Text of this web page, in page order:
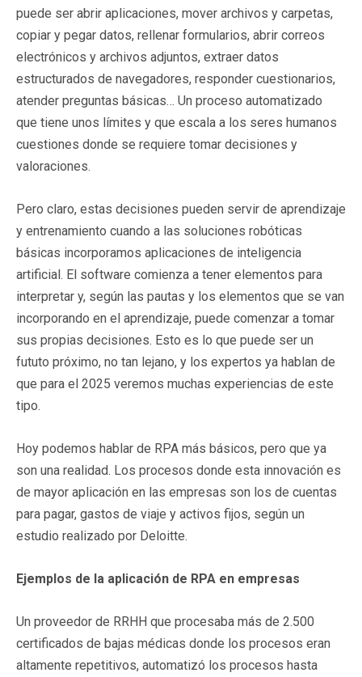
puede ser abrir aplicaciones, mover archivos y carpetas,
copiar y pegar datos, rellenar formularios, abrir correos
electrónicos y archivos adjuntos, extraer datos
estructurados de navegadores, responder cuestionarios,
atender preguntas básicas… Un proceso automatizado
que tiene unos límites y que escala a los seres humanos
cuestiones donde se requiere tomar decisiones y
valoraciones.
Pero claro, estas decisiones pueden servir de aprendizaje
y entrenamiento cuando a las soluciones robóticas
básicas incorporamos aplicaciones de inteligencia
artificial. El software comienza a tener elementos para
interpretar y, según las pautas y los elementos que se van
incorporando en el aprendizaje, puede comenzar a tomar
sus propias decisiones. Esto es lo que puede ser un
fututo próximo, no tan lejano, y los expertos ya hablan de
que para el 2025 veremos muchas experiencias de este
tipo.
Hoy podemos hablar de RPA más básicos, pero que ya
son una realidad. Los procesos donde esta innovación es
de mayor aplicación en las empresas son los de cuentas
para pagar, gastos de viaje y activos fijos, según un
estudio realizado por Deloitte.
Ejemplos de la aplicación de RPA en empresas
Un proveedor de RRHH que procesaba más de 2.500
certificados de bajas médicas donde los procesos eran
altamente repetitivos, automatizó los procesos hasta